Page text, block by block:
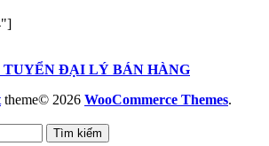
ĐẠI LÝ BÁN HÀNG
theme© 2026 WooCommerce Themes.
Tìm kiếm